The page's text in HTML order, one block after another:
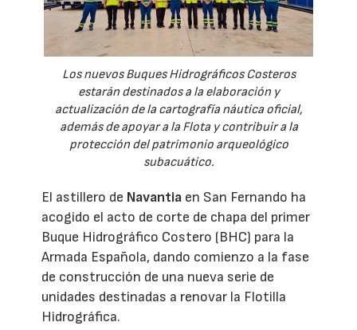
Los nuevos Buques Hidrográficos Costeros
estarán destinados a la elaboración y
actualización de la cartografía náutica oficial,
además de apoyar a la Flota y contribuir a la
protección del patrimonio arqueológico
subacuático.
El astillero de Navantia en San Fernando ha
acogido el acto de corte de chapa del primer
Buque Hidrográfico Costero (BHC) para la
Armada Española, dando comienzo a la fase
de construcción de una nueva serie de
unidades destinadas a renovar la Flotilla
Hidrográfica.